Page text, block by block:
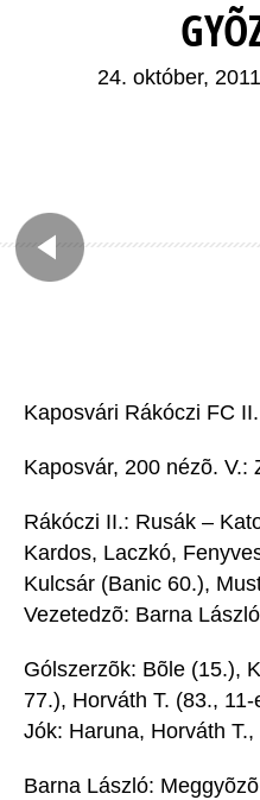
24. október, 2011
Kaposvári Rákóczi FC
Kaposvár, 200 nézõ. V.:
Rákóczi II.: Rusák –
Kardos, Laczkó,
Kulcsár (Banic 60.),
Vezetedzõ: Barna László
Gólszerzõk: Bõle (15.),
77.), Horváth T. (83., 11-
Jók: Haruna, Horváth
Barna László: